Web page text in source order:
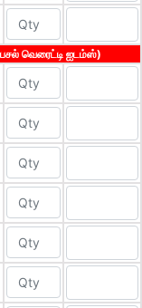
வெரைட்டி ஐடம்ஸ்)